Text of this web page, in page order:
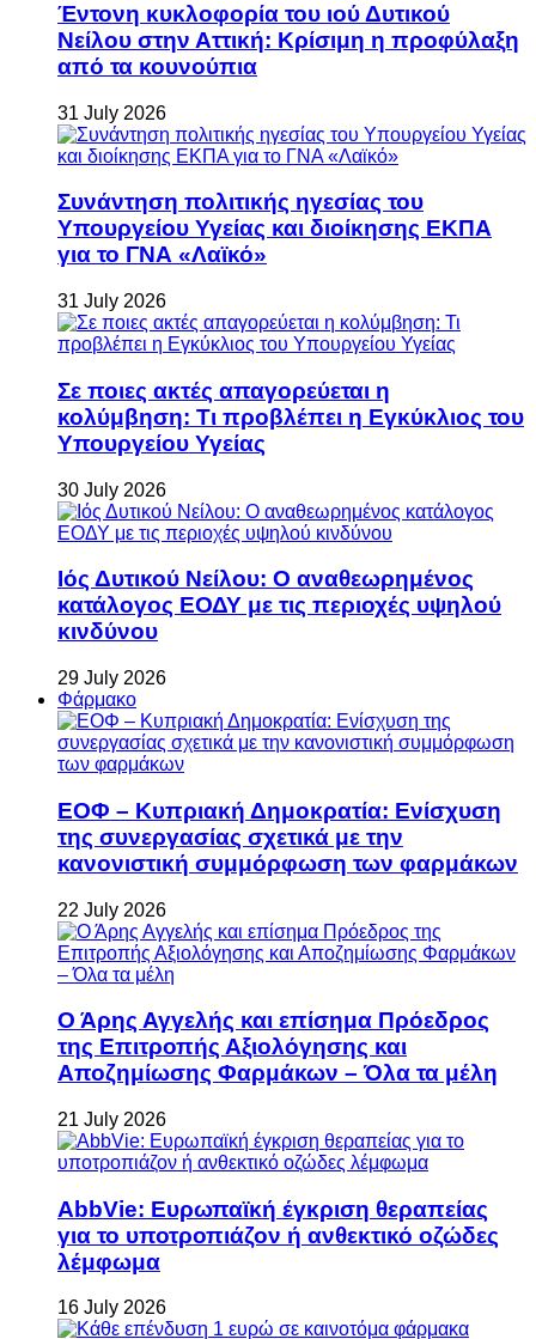
Έντονη κυκλοφορία του ιού Δυτικού
Νείλου στην Αττική: Κρίσιμη η προφύλαξη
από τα κουνούπια
31 July 2026
Συνάντηση πολιτικής ηγεσίας του
Υπουργείου Υγείας και διοίκησης ΕΚΠΑ
για το ΓΝΑ «Λαϊκό»
31 July 2026
Σε ποιες ακτές απαγορεύεται η
κολύμβηση: Τι προβλέπει η Εγκύκλιος του
Υπουργείου Υγείας
30 July 2026
Ιός Δυτικού Νείλου: Ο αναθεωρημένος
κατάλογος ΕΟΔΥ με τις περιοχές υψηλού
κινδύνου
29 July 2026
Φάρμακο
ΕΟΦ – Κυπριακή Δημοκρατία: Ενίσχυση
της συνεργασίας σχετικά με την
κανονιστική συμμόρφωση των φαρμάκων
22 July 2026
Ο Άρης Αγγελής και επίσημα Πρόεδρος
της Επιτροπής Αξιολόγησης και
Αποζημίωσης Φαρμάκων – Όλα τα μέλη
21 July 2026
AbbVie: Ευρωπαϊκή έγκριση θεραπείας
για το υποτροπιάζον ή ανθεκτικό οζώδες
λέμφωμα
16 July 2026